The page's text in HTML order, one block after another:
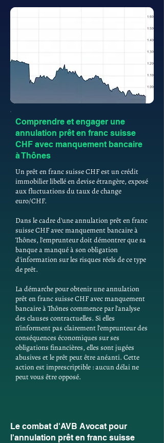
Comprendre et engager une
annulation prêt en franc suisse
CHF avec manquement bancaire
à Thônes
Un prêt en franc suisse CHF est un crédit
immobilier libellé en devise étrangère, exposé
aux fluctuations du taux de change
euro/CHF.
Dans le cadre d'une annulation prêt en franc
suisse CHF avec manquement bancaire à
Thônes, l'emprunteur doit démontrer que sa
banque a manqué à son obligation
d'information sur les risques réels de ce type
de prêt.
La démarche pour obtenir une annulation
prêt en franc suisse CHF avec manquement
bancaire à Thônes commence par l'analyse
des clauses contractuelles. Si elles
n'informent pas clairement l'emprunteur des
conséquences économiques sur ses
obligations financières, elles sont jugées
abusives et le prêt peut être anéanti. Cette
action est imprescriptible : aucun délai ne
peut vous être opposé.
Le combat d'AVB Avocat pour
l'annulation prêt en franc suisse